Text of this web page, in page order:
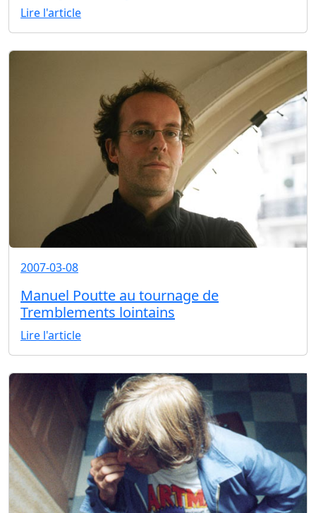
Lire l'article
2007-03-08
Manuel Poutte au tournage de
Tremblements lointains
Lire l'article